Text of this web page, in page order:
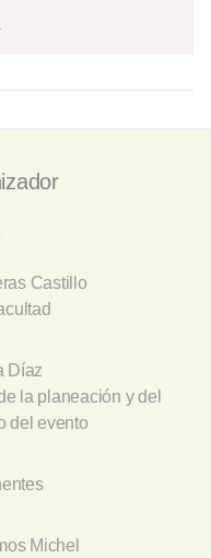
Castillo
Díaz
la planeación y del
del evento
Michel